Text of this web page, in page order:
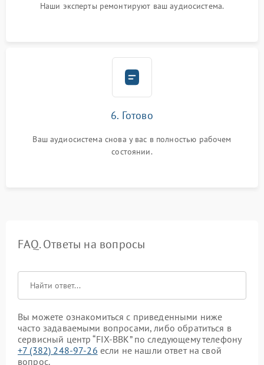
Наши эксперты ремонтируют ваш аудиосистема.
6. Готово
Ваш аудиосистема снова у вас в полностью рабочем
состоянии.
FAQ. Ответы на вопросы
Вы можете ознакомиться с приведенными ниже
часто задаваемыми вопросами, либо обратиться в
сервисный центр “FIX-BBK” по следующему телефону
+7 (382) 248-97-26 если не нашли ответ на свой
вопрос.